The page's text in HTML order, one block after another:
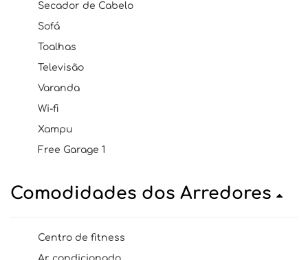
Secador de Cabelo
Sofá
Toalhas
Televisão
Varanda
Wi-fi
Xampu
Free Garage 1
Comodidades dos Arredores
Centro de fitness